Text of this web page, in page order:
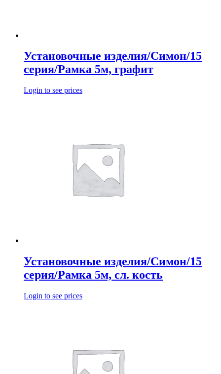
Установочные изделия/Симон/15
серия/Рамка 5м, графит
Login to see prices
Установочные изделия/Симон/15
серия/Рамка 5м, сл. кость
Login to see prices